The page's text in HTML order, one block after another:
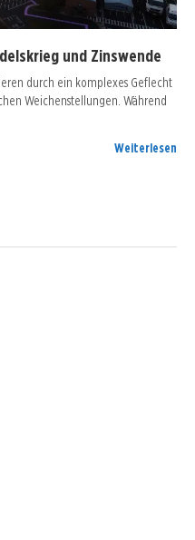
und Zinswende
durch ein komplexes Geflecht
Weichenstellungen. Während
Weiterlesen